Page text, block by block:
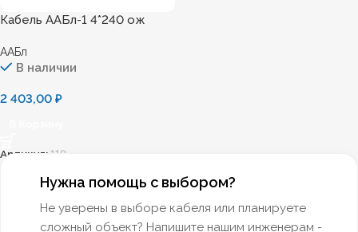
Кабель ААБл-1 4*240 ож
ААБл
В наличии
2 403,00 ₽
Артикул:118
Нужна помощь с выбором?
Не уверены в выборе кабеля или планируете
сложный объект? Напишите нашим инженерам -